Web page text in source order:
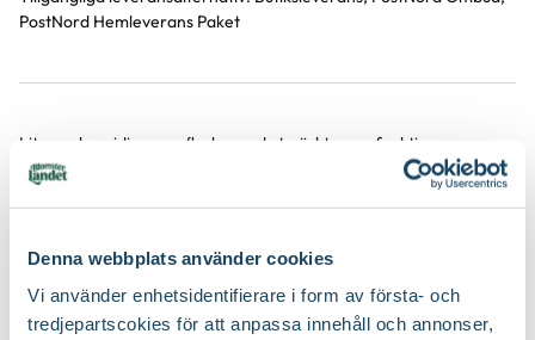
Denna webbplats använder cookies
Vi använder enhetsidentifierare i form av första- och
tredjepartscokies för att anpassa innehåll och annonser,
PostNord Hemleverans Paket
Produktinformation
Liten och smidig sprayflaska med utmärkt sprayfunktion.
Turkos
Produktspecifikation
Material PE-HD (Polyethylen High Density)